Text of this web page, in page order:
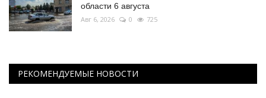
области 6 августа
Авг 6, 2026 0 725
РЕКОМЕНДУЕМЫЕ НОВОСТИ